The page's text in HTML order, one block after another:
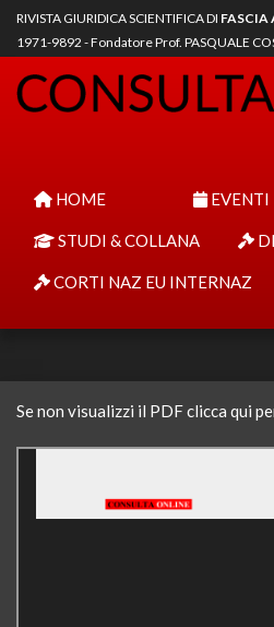
RIVISTA GIURIDICA SCIENTIFICA DI FASCIA
1971-9892 - Fondatore Prof. PASQUALE
HOME EVENTI
STUDI & COLLANA
CORTI NAZ EU INTERNAZ
Se non visualizzi il PDF clicca qui